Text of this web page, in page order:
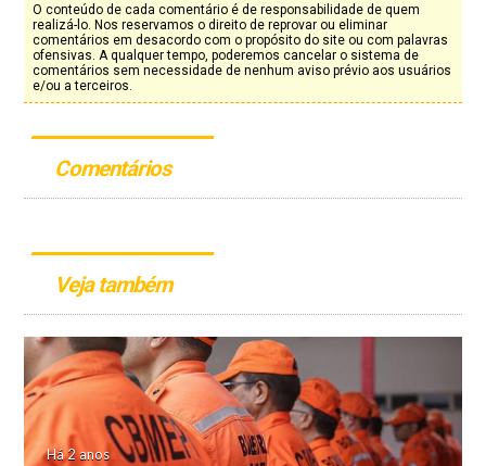
O conteúdo de cada comentário é de responsabilidade de quem
realizá-lo. Nos reservamos o direito de reprovar ou eliminar
comentários em desacordo com o propósito do site ou com palavras
ofensivas. A qualquer tempo, poderemos cancelar o sistema de
comentários sem necessidade de nenhum aviso prévio aos usuários
e/ou a terceiros.
Comentários
Veja também
Há 2 anos